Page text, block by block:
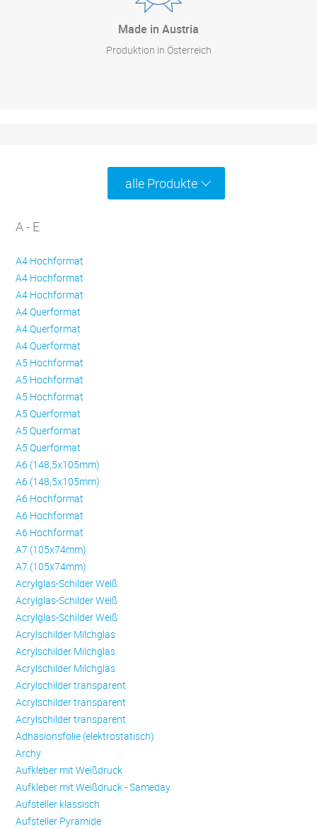
Made in Austria
Produktion in Österreich
alle Produkte
A - E
A4 Hochformat
A4 Hochformat
A4 Hochformat
A4 Querformat
A4 Querformat
A4 Querformat
A5 Hochformat
A5 Hochformat
A5 Hochformat
A5 Querformat
A5 Querformat
A5 Querformat
A6 (148,5x105mm)
A6 (148,5x105mm)
A6 Hochformat
A6 Hochformat
A6 Hochformat
A7 (105x74mm)
A7 (105x74mm)
Acrylglas-Schilder Weiß
Acrylglas-Schilder Weiß
Acrylglas-Schilder Weiß
Acrylschilder Milchglas
Acrylschilder Milchglas
Acrylschilder Milchglas
Acrylschilder transparent
Acrylschilder transparent
Acrylschilder transparent
Adhäsionsfolie (elektrostatisch)
Archy
Aufkleber mit Weißdruck
Aufkleber mit Weißdruck - Sameday
Aufsteller klassisch
Aufsteller Pyramide